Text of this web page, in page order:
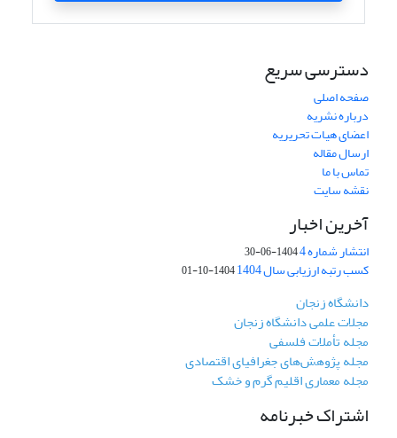
دسترسی سریع
صفحه اصلی
درباره نشریه
اعضای هیات تحریریه
ارسال مقاله
تماس با ما
نقشه سایت
آخرین اخبار
انتشار شماره 4 1404-06-30
کسب رتبه ارزیابی سال 1404 1404-10-01
دانشگاه زنجان
مجلات علمی دانشگاه زنجان
مجله تأملات فلسفی
مجله پژوهش‌های جغرافیای اقتصادی
مجله معماری اقلیم گرم و خشک
اشتراک خبرنامه